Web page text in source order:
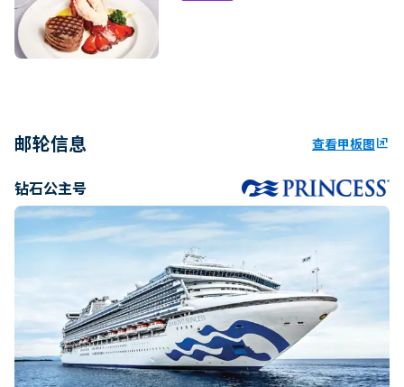
邮轮信息 查看甲板图ungroup
钻石公主号